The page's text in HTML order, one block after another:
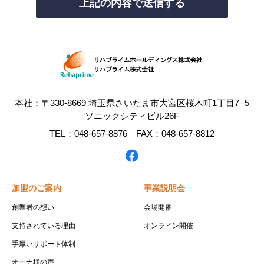
本社：〒330-8669 埼玉県さいたま市大宮区桜木町1丁目7−5
ソニックシティビル26F
TEL：048-657-8876 FAX：048-657-8812
加盟のご案内
創業者の想い
支持されている理由
手厚いサポート体制
オーナ様の声
事業説明会
会場開催
オンライン開催